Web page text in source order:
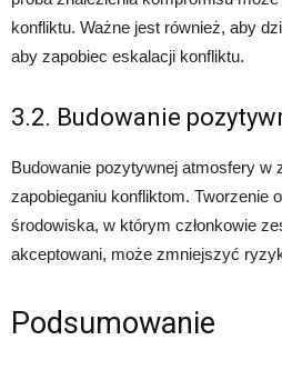
konfliktu. Ważne jest również, aby
aby zapobiec eskalacji konfliktu.
3.2. Budowanie
Budowanie pozytywnej atmosfery w
zapobieganiu konfliktom. Tworzenie
środowiska, w którym członkowie
akceptowani, może zmniejszyć
Podsumowanie